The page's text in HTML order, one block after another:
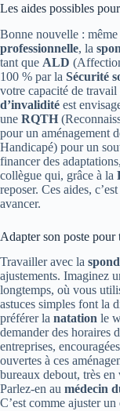
Les aides possibles
Bonne nouvelle : même
professionnelle, la
tant que ALD
100 % par la Sécurité
votre capacité de
d’invalidité est
une RQTH
pour un aménagement
Handicapé) pour un
financer des
collègue qui, grâce à la
reposer. Ces aides,
avancer.
Adapter son poste pour
Travailler avec la
ajustements. Imaginez
longtemps, où vous
astuces simples font la
préférer la natation le
demander des horaires
entreprises,
ouvertes à ces
bureaux debout, très
Parlez-en au médecin
C’est comme ajuster